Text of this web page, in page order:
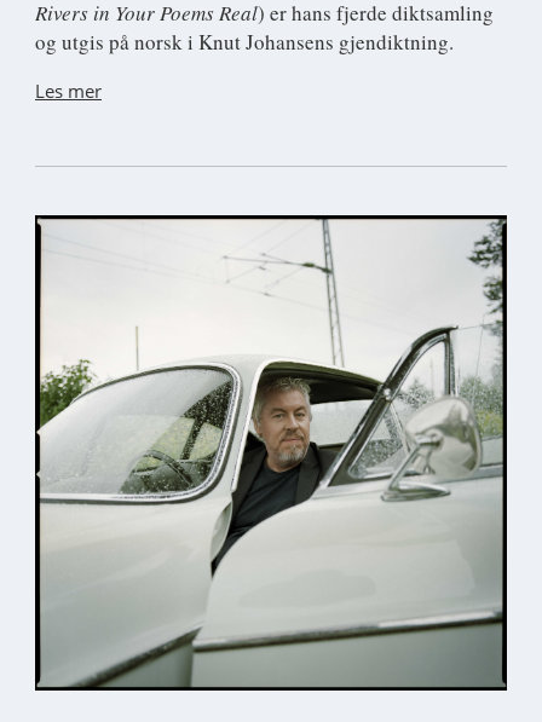
Rivers in Your Poems Real) er hans fjerde diktsamling
og utgis på norsk i Knut Johansens gjendiktning.
Les mer